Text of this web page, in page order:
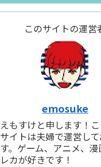
このサイトの運営
emosuke
えもすけと申します！
サイトは夫婦で運営して
す。ゲーム、アニメ、漫
レカが好きです！